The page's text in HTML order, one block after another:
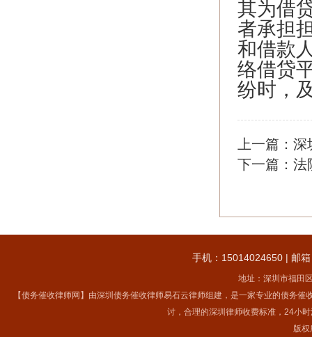
其为借
者承担
和借款
络借贷
纷时，
上一篇： 深
下一篇： 法
手机：15014024650 | 邮
地址：深圳市福田
【债务催收律师网】由深圳债务催收律师易石云律师组建，是一家专业的债务
讨，合理的深圳律师收费标准，24小
版